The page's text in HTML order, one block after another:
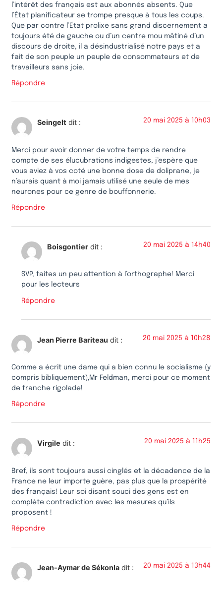
l’intérêt des français est aux abonnés absents. Que
l’État planificateur se trompe presque à tous les coups.
Que par contre l’État prolixe sans grand discernement a
toujours été de gauche ou d’un centre mou mâtiné d’un
discours de droite, il a désindustrialisé notre pays et a
fait de son peuple un peuple de consommateurs et de
travailleurs sans joie.
Répondre
Seingelt dit : 20 mai 2025 à 10h03
Merci pour avoir donner de votre temps de rendre
compte de ses élucubrations indigestes, j’espère que
vous aviez à vos coté une bonne dose de doliprane, je
n’aurais quant à moi jamais utilisé une seule de mes
neurones pour ce genre de bouffonnerie.
Répondre
Boisgontier dit : 20 mai 2025 à 14h40
SVP, faites un peu attention à l’orthographe! Merci
pour les lecteurs
Répondre
Jean Pierre Bariteau dit : 20 mai 2025 à 10h28
Comme a écrit une dame qui a bien connu le socialisme (y
compris bibliquement),Mr Feldman, merci pour ce moment
de franche rigolade!
Répondre
Virgile dit : 20 mai 2025 à 11h25
Bref, ils sont toujours aussi cinglés et la décadence de la
France ne leur importe guère, pas plus que la prospérité
des français! Leur soi disant souci des gens est en
complète contradiction avec les mesures qu’ils
proposent !
Répondre
Jean-Aymar de Sékonla dit : 20 mai 2025 à 13h44